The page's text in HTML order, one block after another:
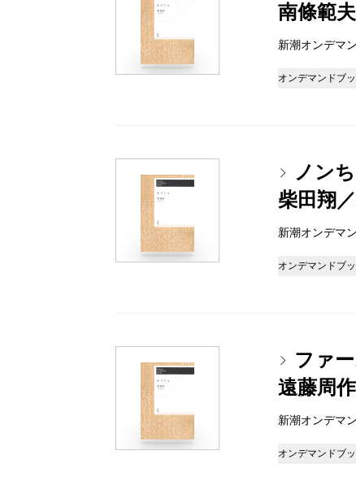
南條範
新潮オンデ
オンデマンドブ
ノン
柴田翔
新潮オンデ
オンデマンドブ
ファ
遠藤周
新潮オンデ
オンデマンドブ